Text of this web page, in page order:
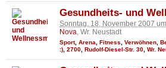
Gesundheits- und
Sonntag, 18. November 2007
Nova, Wr. Neustadt
Sport, Arena Fitness Verwöhnen
:) 2700 Rudolf-Diesel-Str. 30 Wr.